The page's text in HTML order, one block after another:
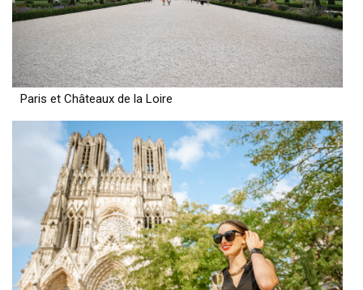
Paris et Châteaux de la Loire